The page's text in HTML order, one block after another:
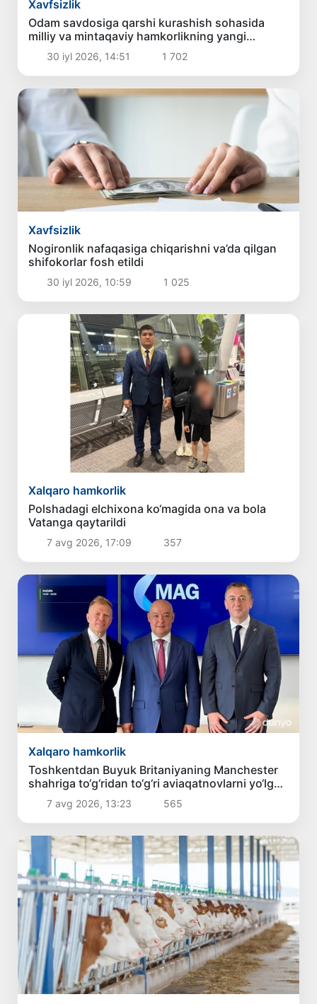
Xavfsizlik
Odam savdosiga qarshi kurashish sohasida
milliy va mintaqaviy hamkorlikning yangi
ustuvor yo‘nalishlari belgilab olindi
30 iyl 2026, 14:51 1 702
Xavfsizlik
Nogironlik nafaqasiga chiqarishni va’da qilgan
shifokorlar fosh etildi
30 iyl 2026, 10:59 1 025
Xalqaro hamkorlik
Polshadagi elchixona ko‘magida ona va bola
Vatanga qaytarildi
7 avg 2026, 17:09 357
Xalqaro hamkorlik
Toshkentdan Buyuk Britaniyaning Manchester
shahriga to‘g‘ridan to‘g‘ri aviaqatnovlarni yo‘lga
qo‘yish masalasi ko‘rib chiqilmoqda
7 avg 2026, 13:23 565